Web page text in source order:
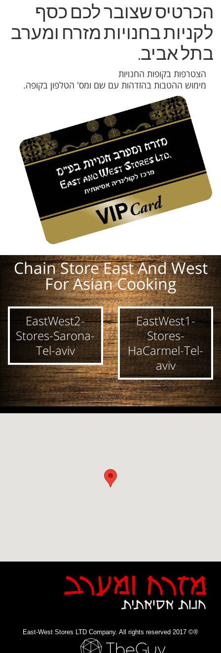
הכרטיס שצובר לכם כסף
לקניות בחנויות מזרח ומערב
בתל אביב.
הצטרפות בקופות החנויות
מימוש ההטבות בהזדהות עם שם ומס' הטלפון בקופה.
Chain Store East And West
For Asian Cooking
EastWest1-
Stores-
HaCarmel-Tel-
aviv
EastWest2-
Stores-Sarona-
Tel-aviv
®© 2017 East-West Stores LTD Company. All rights reserved